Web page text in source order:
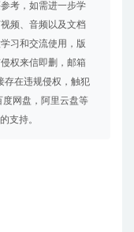
考，如需进一步学
频、音频以及文档
习和交流使用，版
权来信即删，邮箱
存在违规侵权，触犯
度网盘，阿里云盘等
支持。